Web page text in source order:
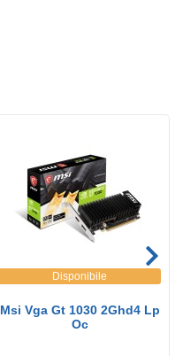
Disponibile
Msi Vga Gt 1030 2Ghd4 Lp
Oc